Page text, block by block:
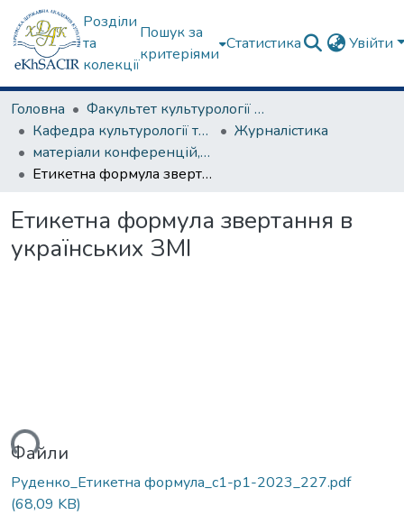
Розділи
та
колекції
Пошук за
критеріями
Статистика Увійти
Головна
Факультет культурології та соціальних комунікацій
Кафедра культурології та музеєзнавства
Журналістика
матеріали конференцій, семінарів, круглих столів та ін.
Етикетна формула звертання в українських ЗМІ
Етикетна формула звертання в
українських ЗМІ
Файли
Руденко_Етикетна формула_c1-p1-2023_227.pdf
(68,09 KB)